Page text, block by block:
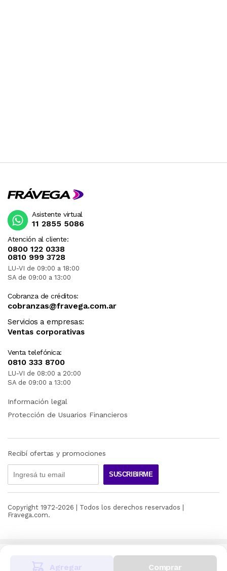
Comprar
Agregar
Atención al cliente:
0800 122 0338
0810 999 3728
LU-VI de 09:00 a 18:00
SA de 09:00 a 13:00
Cobranza de créditos:
cobranzas@fravega.com.ar
Servicios a empresas:
Ventas corporativas
Venta telefónica:
0810 333 8700
LU-VI de 08:00 a 20:00
SA de 09:00 a 13:00
Asistente virtual
11 2855 5086
Información legal
Protección de Usuarios Financieros
Recibí ofertas y promociones
SUSCRIBIRME
Copyright 1972-2026 | Todos los derechos reservados |
Fravega.com.